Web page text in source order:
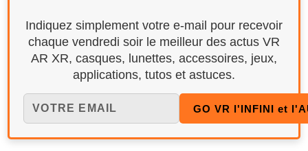
Indiquez simplement votre e-mail pour recevoir
chaque vendredi soir le meilleur des actus VR
AR XR, casques, lunettes, accessoires, jeux,
applications, tutos et astuces.